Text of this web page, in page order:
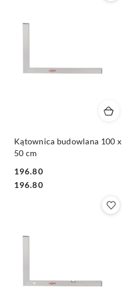
Kątownica budowlana 100 x
50 cm
Cena:
196.80
Cena:
196.80